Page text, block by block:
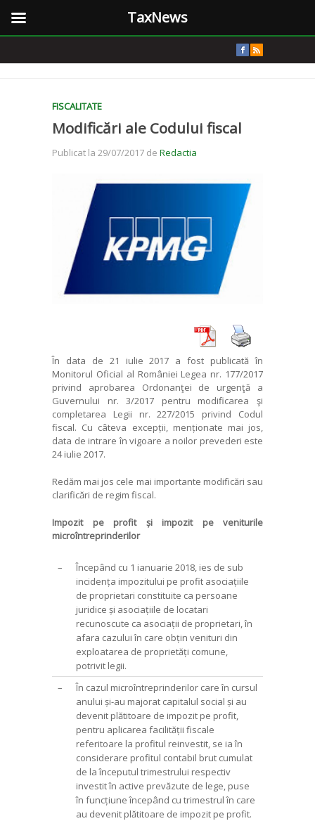
FISCALITATE
Modificări ale Codului fiscal
Publicat la 29/07/2017 de Redactia
În data de 21 iulie 2017 a fost publicată în
Monitorul Oficial al României Legea nr. 177/2017
privind aprobarea Ordonanţei de urgenţă a
Guvernului nr. 3/2017 pentru modificarea şi
completarea Legii nr. 227/2015 privind Codul
fiscal. Cu câteva excepții, menționate mai jos,
data de intrare în vigoare a noilor prevederi este
24 iulie 2017.
Redăm mai jos cele mai importante modificări sau
clarificări de regim fiscal.
Impozit pe profit și impozit pe veniturile
microîntreprinderilor
–
Începând cu 1 ianuarie 2018, ies de sub
incidența impozitului pe profit asociațiile
de proprietari constituite ca persoane
juridice și asociațiile de locatari
recunoscute ca asociații de proprietari, în
afara cazului în care obțin venituri din
exploatarea de proprietăți comune,
potrivit legii.
–
În cazul microîntreprinderilor care în cursul
anului și-au majorat capitalul social și au
devenit plătitoare de impozit pe profit,
pentru aplicarea facilității fiscale
referitoare la profitul reinvestit, se ia în
considerare profitul contabil brut cumulat
de la începutul trimestrului respectiv
investit în active prevăzute de lege, puse
în funcțiune începând cu trimestrul în care
au devenit plătitoare de impozit pe profit.
TaxNews